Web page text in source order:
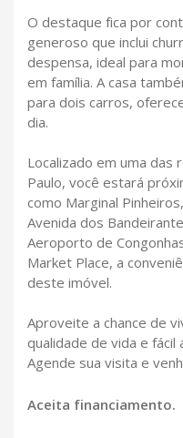
O destaque fica por
generoso que inclui
despensa, ideal para
em família. A casa
para dois carros,
dia.
Localizado em uma das
Paulo, você estará
como Marginal
Avenida dos
Aeroporto de
Market Place, a
deste imóvel.
Aproveite a chance de
qualidade de vida e fácil
Agende sua visita e
Aceita financiamento.